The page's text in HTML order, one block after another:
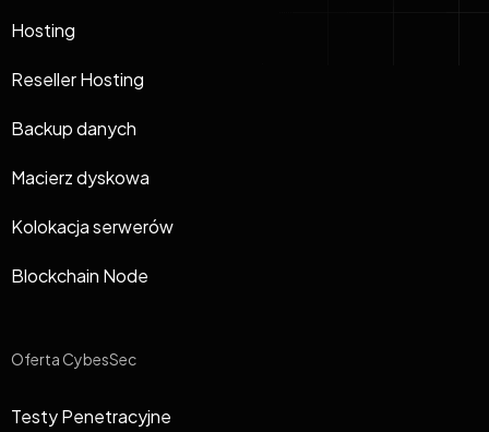
Hosting
Reseller Hosting
Backup danych
Macierz dyskowa
Kolokacja serwerów
Blockchain Node
Oferta CybesSec
Testy Penetracyjne